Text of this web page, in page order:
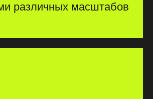
различных масштабов